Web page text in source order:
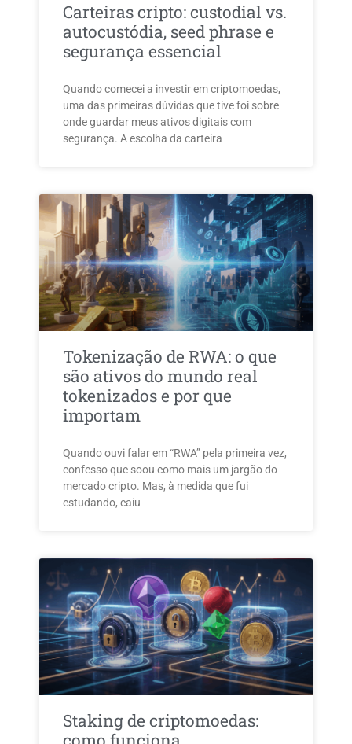
Carteiras cripto: custodial vs.
autocustódia, seed phrase e
segurança essencial
Quando comecei a investir em criptomoedas,
uma das primeiras dúvidas que tive foi sobre
onde guardar meus ativos digitais com
segurança. A escolha da carteira
Tokenização de RWA: o que
são ativos do mundo real
tokenizados e por que
importam
Quando ouvi falar em “RWA” pela primeira vez,
confesso que soou como mais um jargão do
mercado cripto. Mas, à medida que fui
estudando, caiu
Staking de criptomoedas: